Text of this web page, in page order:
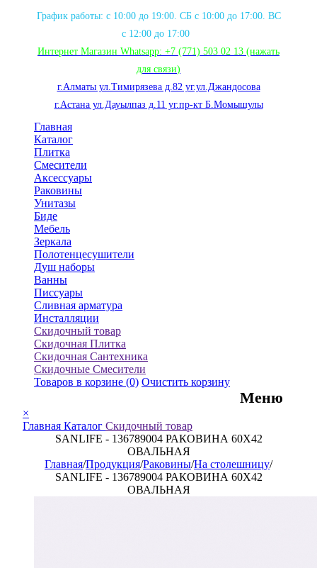
График работы: с 10:00 до 19:00. СБ с 10:00 до 17:00. ВС
с 12:00 до 17:00
Интернет Магазин Whatsapp: +7 (771) 503 02 13 (нажать
для связи)
г.Алматы ул.Тимирязева д.82 уг.ул.Джандосова
г.Астана ул.Дауылпаз д.11 уг.пр-кт Б.Момышулы
Главная
Каталог
Плитка
Смесители
Аксессуары
Раковины
Унитазы
Биде
Мебель
Зеркала
Полотенцесушители
Душ наборы
Ванны
Писсуары
Сливная арматура
Инсталляции
Скидочный товар
Скидочная Плитка
Скидочная Сантехника
Скидочные Смесители
Товаров в корзине (0) Очистить корзину
Меню
×
Главная Каталог Скидочный товар
SANLIFE - 136789004 РАКОВИНА 60X42
ОВАЛЬНАЯ
Главная/Продукция/Раковины/На столешницу/
SANLIFE - 136789004 РАКОВИНА 60X42
ОВАЛЬНАЯ